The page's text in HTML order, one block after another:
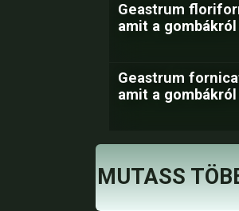
Geastrum
amit a
Geastrum
amit a
MUTASS